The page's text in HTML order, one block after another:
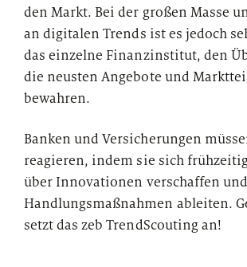
den Markt. Bei der großen Masse
an digitalen Trends ist es jedoch
das einzelne Finanzinstitut, den
die neusten Angebote und
bewahren.
Banken und Versicherungen
reagieren, indem sie sich
über Innovationen verschaffen und
Handlungsmaßnahmen ableiten.
setzt das zeb TrendScouting an!